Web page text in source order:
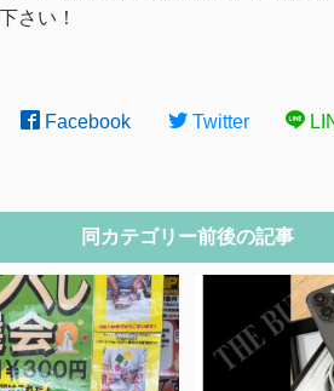
さい！
Facebook Twitter
同カテゴリー前後の記事